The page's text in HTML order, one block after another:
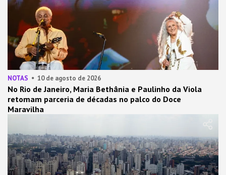
NOTAS 10 de agosto de 2026
No Rio de Janeiro, Maria Bethânia e Paulinho da Viola
retomam parceria de décadas no palco do Doce
Maravilha